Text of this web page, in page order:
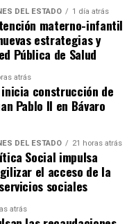
DEL ESTADO 1 día atrás
materno-infantil
estrategias y
Pública de Salud
atrás
construcción de
Pablo II en Bávaro
DEL ESTADO 21 horas atrás
Social impulsa
el acceso de la
sociales
atrás